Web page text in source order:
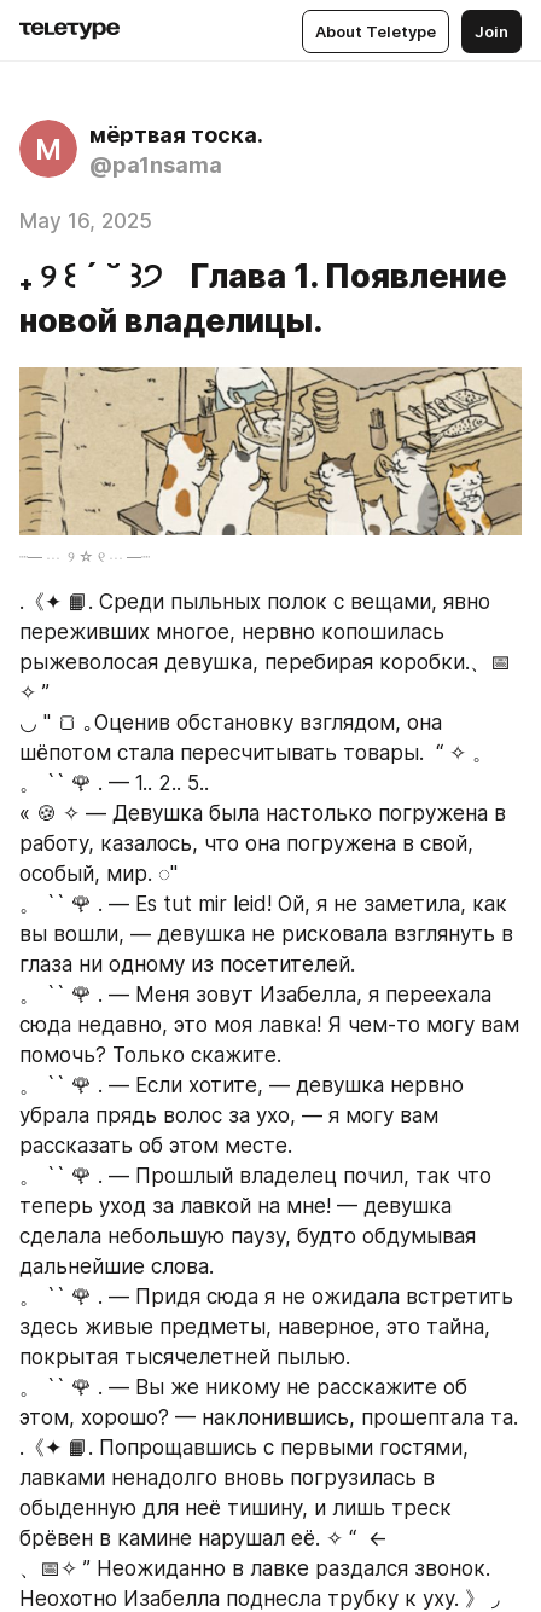
About Teletype Join
М
мёртвая тоска.
@pa1nsama
May 16, 2025
₊ ୨ ꒰ ´ ˘ ꒱੭ Глава 1. Появление
новой владелицы.
┈— ⋯  ୨ ☆ ୧ ⋯ —┈
.《✦ 📙. Среди пыльных полок с вещами, явно
переживших многое, нервно копошилась
рыжеволосая девушка, перебирая коробки.、📅
✧ ”
◡ " 🍞 ｡Оценив обстановку взглядом, она
шёпотом стала пересчитывать товары.  “ ✧ 。
。 `` 🌹 . — 1.. 2.. 5..
« 🍪 ✧ — Девушка была настолько погружена в
работу, казалось, что она погружена в свой,
особый, мир. ◌"
。 `` 🌹 . — Es tut mir leid! Ой, я не заметила, как
вы вошли, — девушка не рисковала взглянуть в
глаза ни одному из посетителей.
。 `` 🌹 . — Меня зовут Изабелла, я переехала
сюда недавно, это моя лавка! Я чем-то могу вам
помочь? Только скажите.
。 `` 🌹 . — Если хотите, — девушка нервно
убрала прядь волос за ухо, — я могу вам
рассказать об этом месте.
。 `` 🌹 . — Прошлый владелец почил, так что
теперь уход за лавкой на мне! — девушка
сделала небольшую паузу, будто обдумывая
дальнейшие слова.
。 `` 🌹 . — Придя сюда я не ожидала встретить
здесь живые предметы, наверное, это тайна,
покрытая тысячелетней пылью.
。 `` 🌹 . — Вы же никому не расскажите об
этом, хорошо? — наклонившись, прошептала та.
.《✦ 📙. Попрощавшись с первыми гостями,
лавками ненадолго вновь погрузилась в
обыденную для неё тишину, и лишь треск
брёвен в камине нарушал её. ✧ “  ←
、📅✧ ” Неожиданно в лавке раздался звонок.
Неохотно Изабелла поднесла трубку к уху. 》 ◞